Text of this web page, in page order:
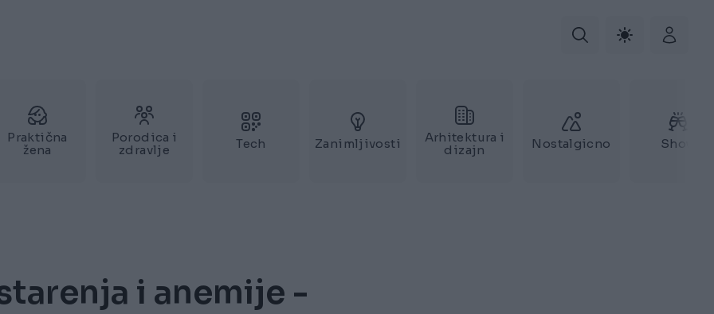
Praktična
žena
Porodica i
zdravlje
Tech Zanimljivosti
Arhitektura i
dizajn
Nostalgicno Show
i anemije -